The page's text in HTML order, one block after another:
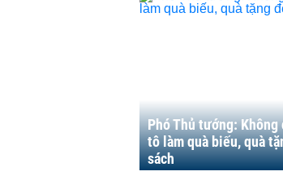
Phó Thủ tướng:
tô làm quà biếu, quà
sách